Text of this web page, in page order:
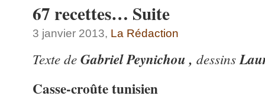
67 recettes… Suite
3 janvier 2013, La Rédaction
Texte deGabriel Peynichou , dessins
Casse-croûte tunisien